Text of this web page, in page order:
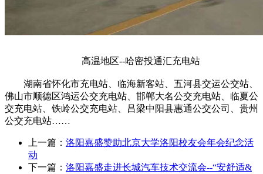
高温地区--哈密投通汇充电站
湖南省怀化市充电站、临海新客站、五河县交运公交站、
佛山市顺德区鸿运公交充电站、邯郸大名公交充电站、临夏公
交充电站、铁岭公交充电站、吕梁中阳县惠通公交公司、贵州
公交充电站……
上一篇： 洛阳嘉盛赞助北京大学洛阳校友会年会纪念活
动
下一篇： 洛阳嘉盛走进长城汽车技术交流会--“安舒适&